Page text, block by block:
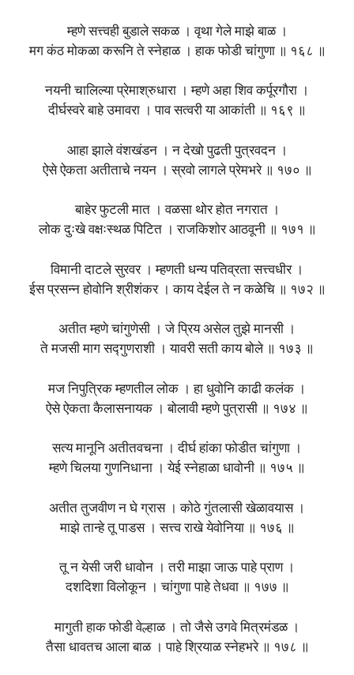
म्हणे सत्त्वही बुडाले सकळ । वृथा गेले माझे बाळ ।
मग कंठ मोकळा करूनि ते स्नेहाळ । हाक फोडी चांगुणा ॥ १६८ ॥
नयनी चालिल्या प्रेमाश्रुधारा । म्हणे अहा शिव कर्पूरगौरा ।
दीर्घस्वरे बाहे उमावरा । पाव सत्वरी या आकांती ॥ १६९ ॥
आहा झाले वंशखंडन । न देखो पुढती पुत्रवदन ।
ऐसे ऐकता अतीताचे नयन । स्रवो लागले प्रेमभरे ॥ १७० ॥
बाहेर फुटली मात । वळसा थोर होत नगरात ।
लोक दुःखे वक्षःस्थळ पिटित । राजकिशोर आठवूनी ॥ १७१ ॥
विमानी दाटले सुरवर । म्हणती धन्य पतिव्रता सत्त्वधीर ।
ईस प्रसन्न होवोनि श्रीशंकर । काय देईल ते न कळेचि ॥ १७२ ॥
अतीत म्हणे चांगुणेसी । जे प्रिय असेल तुझे मानसी ।
ते मजसी माग सद्गुणराशी । यावरी सती काय बोले ॥ १७३ ॥
मज निपुत्रिक म्हणतील लोक । हा धुवोनि काढी कलंक ।
ऐसे ऐकता कैलासनायक । बोलावी म्हणे पुत्रासी ॥ १७४ ॥
सत्य मानूनि अतीतवचना । दीर्घ हांका फोडीत चांगुणा ।
म्हणे चिलया गुणनिधाना । येई स्नेहाळा धावोनी ॥ १७५ ॥
अतीत तुजवीण न घे ग्रास । कोठे गुंतलासी खेळावयास ।
माझे तान्हे तू पाडस । सत्त्व राखे येवोनिया ॥ १७६ ॥
तू न येसी जरी धावोन । तरी माझा जाऊ पाहे प्राण ।
दशदिशा विलोकून । चांगुणा पाहे तेधवा ॥ १७७ ॥
मागुती हाक फोडी वेल्हाळ । तो जैसे उगवे मित्रमंडळ ।
तैसा धावतच आला बाळ । पाहे श्रियाळ स्नेहभरे ॥ १७८ ॥